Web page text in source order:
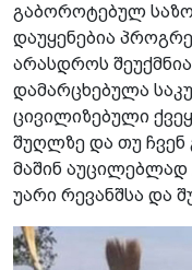
გაბოროტებულ
დაუყენებია
არასდროს
დამარცხებულა
ცივილიზებული
შუღლზე და თუ ჩვენ
მაშინ აუცილებლად
უარი რევანშსა და